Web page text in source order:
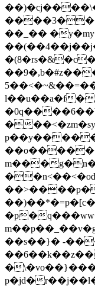
��_��
l��u��a�f
�
m���
�p�
��s��}� -
�
p�jd�